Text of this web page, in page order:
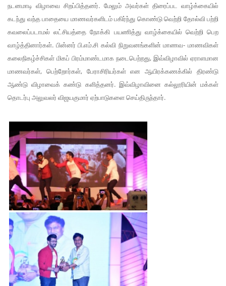
நடனமாடி விழாவை சிறப்பித்தனர். மேலும் அவர்கள் திரைப்பட வாழ்க்கையில்
கடந்து வந்த பாதையை மாணவர்களிடம் பகிர்ந்து கொண்டு வெற்றி தோல்வி பற்றி
கவலைப்படாமல் லட்சியத்தை நோக்கி பயணித்து வாழ்க்கையில் வெற்றி பெற
வாழ்த்தினார்கள். பின்னர் பி.எம்.சி கல்வி நிறுவனங்களின் மாணவ- மாணவிகள்
கலைநிகழ்ச்சிகள் மிகப் பிரம்மாண்டமாக நடைபெற்றது, இவ்விழாவில் ஏராளமான
மாணவர்கள், பெற்றோர்கள், பேராசிரியர்கள் என ஆயிரக்கணக்கில் திரண்டு
ஆண்டு விழாவைக் கண்டு களித்தனர். இவ்விழாவினை கல்லூரியின் மக்கள்
தொடர்பு அலுவலர் விஜயகுமார் ஏற்பாடுகளை செய்திருந்தார்.